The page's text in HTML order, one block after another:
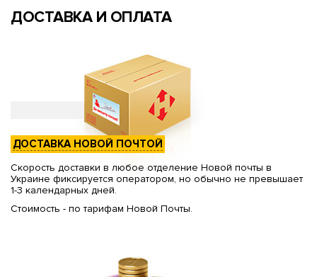
ДОСТАВКА И ОПЛАТА
ДОСТАВКА НОВОЙ ПОЧТОЙ
Скорость доставки в любое отделение Новой почты в
Украине фиксируется оператором, но обычно не превышает
1-3 календарных дней.
Стоимость - по тарифам Новой Почты.